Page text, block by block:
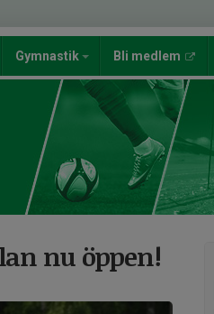
Gymnastik Bli medlem
nu öppen!